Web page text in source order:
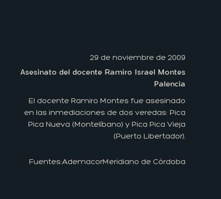
29 de noviembre de 2009
Asesinato del docente Ramiro Israel Montes
Palencia
El docente Ramiro Montes fue asesinado
en las inmediaciones de dos veredas: Pica
Pica Nueva (Montelíbano) y Pica Pica Vieja
(Puerto Libertador).
Fuentes:AdemacorMeridiano de Córdoba